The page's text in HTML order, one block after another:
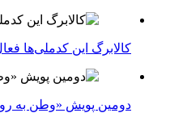
کالابرگ این کدملی‌ها
دومین پویش «وطن به